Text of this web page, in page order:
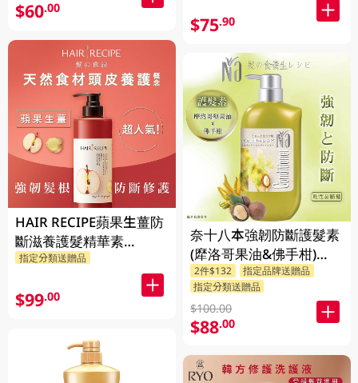
$60.00
HAIR RECIPE蘋果生薑防
斷滋養護髮精華素
530GM
指定分類送贈品
$99.00
$75.90
奈十八本強韌防斷護髮素
(犘洛哥果油&佛手柑)
550ML
2件$132
指定品牌送贈品
指定分類送贈品
$100.00
$88.00